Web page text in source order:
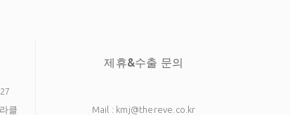
클
제휴&수출 문의
Mail : kmj@thereve.co.kr